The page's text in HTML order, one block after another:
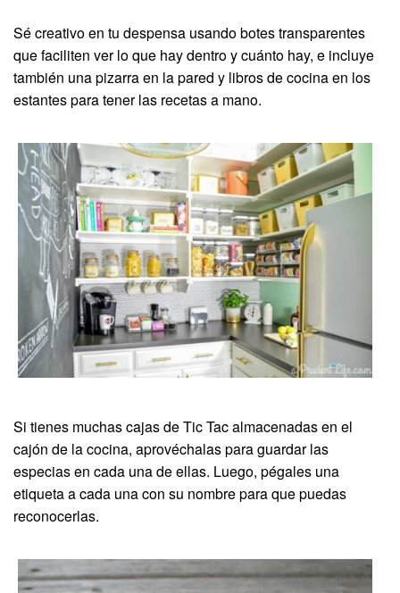
Sé creativo en tu despensa usando botes transparentes
que faciliten ver lo que hay dentro y cuánto hay, e incluye
también una pizarra en la pared y libros de cocina en los
estantes para tener las recetas a mano.
Si tienes muchas cajas de Tic Tac almacenadas en el
cajón de la cocina, aprovéchalas para guardar las
especias en cada una de ellas. Luego, pégales una
etiqueta a cada una con su nombre para que puedas
reconocerlas.